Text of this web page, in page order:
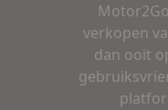
verkopen
dan ooit